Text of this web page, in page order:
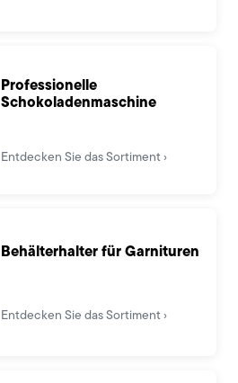
Professionelle
Schokoladenmaschine
Entdecken Sie das Sortiment
Behälterhalter für Garnituren
Entdecken Sie das Sortiment